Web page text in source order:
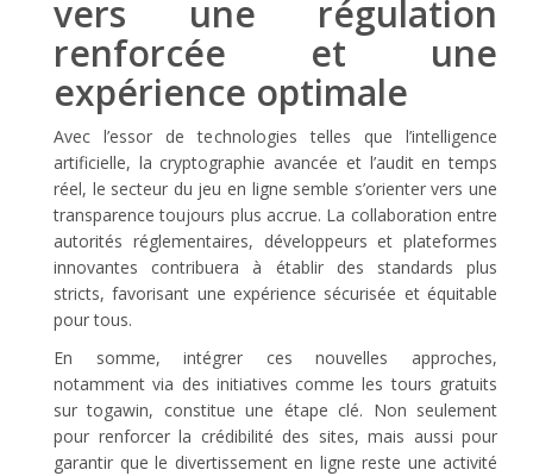
vers une régulation
renforcée et une
expérience optimale
Avec l’essor de technologies telles que l’intelligence
artificielle, la cryptographie avancée et l’audit en temps
réel, le secteur du jeu en ligne semble s’orienter vers une
transparence toujours plus accrue. La collaboration entre
autorités réglementaires, développeurs et plateformes
innovantes contribuera à établir des standards plus
stricts, favorisant une expérience sécurisée et équitable
pour tous.
En somme, intégrer ces nouvelles approches,
notamment via des initiatives comme les tours gratuits
sur togawin, constitue une étape clé. Non seulement
pour renforcer la crédibilité des sites, mais aussi pour
garantir que le divertissement en ligne reste une activité